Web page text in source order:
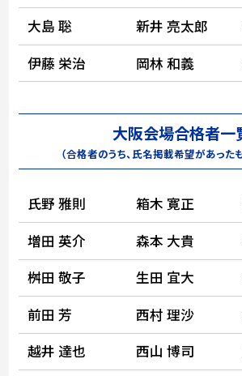
大島 聡
新井 亮太郎
伊藤 栄治
岡林 和義
大阪会場合格者一
（合格者のうち、氏名掲載希望があった
氏野 雅則 箱木 寛正
増田 英介
森本 大貴
桝田 敬子
生田 宜大
前田 芳
西村 理沙
越井 達也
西山 博司